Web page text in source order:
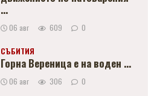
...
06 авг 609 0
СЪБИТИЯ
Горна Вереница е на воден ...
06 авг 306 0